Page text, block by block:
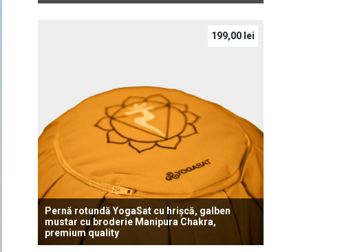
Pernă rotundă YogaSat cu hrișcă, galben
mustar cu broderie Manipura Chakra,
premium quality
199,00 lei